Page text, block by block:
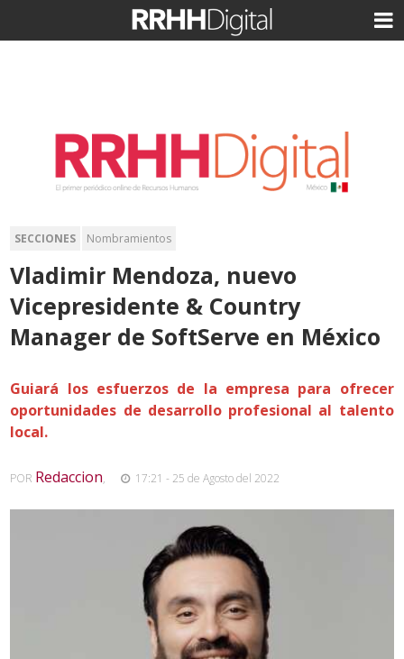
SECCIONES Nombramientos
Vladimir Mendoza, nuevo
Vicepresidente & Country
Manager de SoftServe en México
Guiará los esfuerzos de la empresa para ofrecer
oportunidades de desarrollo profesional al talento
local.
POR Redaccion, 17:21 - 25 de Agosto del 2022